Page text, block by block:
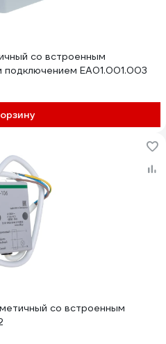
со встроенным
EA01.001.003
со встроенным